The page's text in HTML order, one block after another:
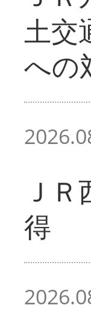
土交
への
Ｊ
得